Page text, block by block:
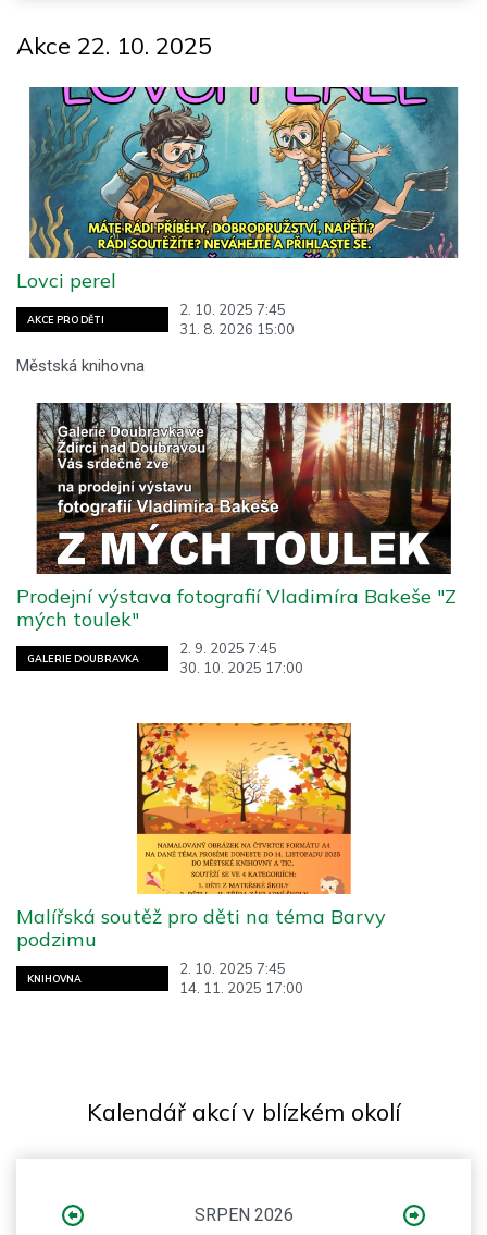
Akce 22. 10. 2025
AKCE PRO DĚTI
2. 10. 2025 7:45
31. 8. 2026 15:00
Lovci perel
Městská knihovna
GALERIE DOUBRAVKA
2. 9. 2025 7:45
30. 10. 2025 17:00
Prodejní výstava fotografií Vladimíra Bakeše "Z
mých toulek"
KNIHOVNA
2. 10. 2025 7:45
14. 11. 2025 17:00
Malířská soutěž pro děti na téma Barvy
podzimu
Kalendář akcí v blízkém okolí
SRPEN 2026